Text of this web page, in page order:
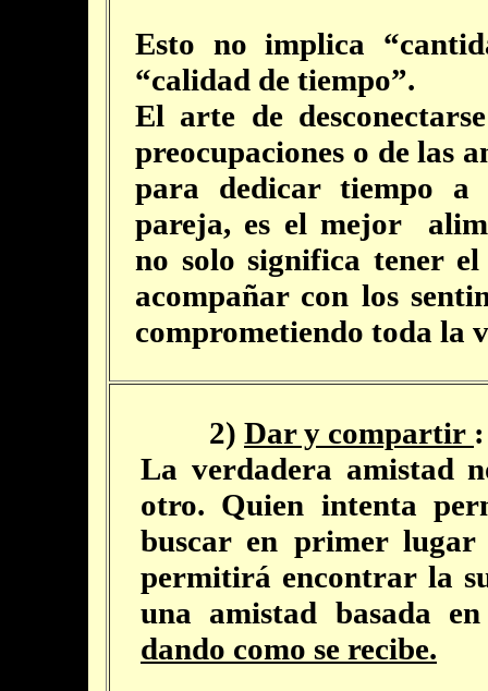
Esto no implica
“calidad de tiempo”.
El arte de
preocupaciones o de las
para dedicar tiempo a
pareja, es el mejor
no solo significa tener
acompañar con los
comprometiendo toda la
2) Dar y compartir :
La verdadera amistad
otro. Quien intenta
buscar en primer
permitirá encontrar la
una amistad basada
dando como se recibe.